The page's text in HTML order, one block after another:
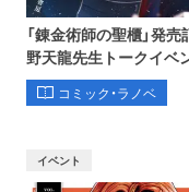
「錬金術師の聖櫃」発売
野天龍先生トークイベ
コミック・ラノベ
イベント